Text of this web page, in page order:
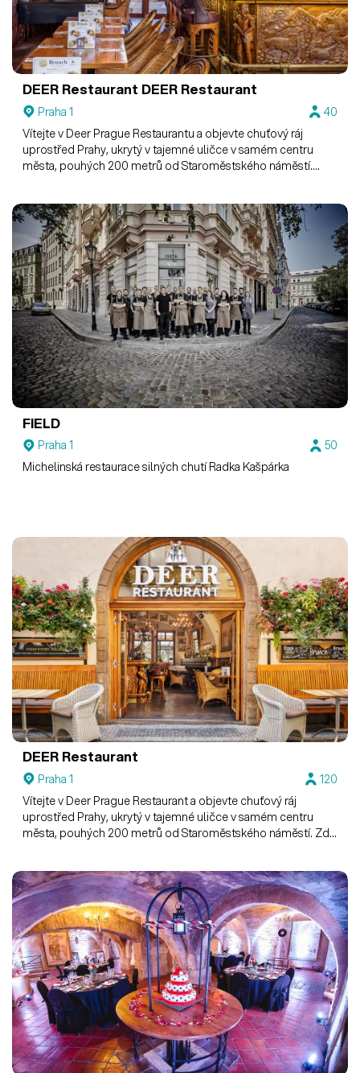
DEER Restaurant DEER Restaurant
Praha 1
40
Vítejte v Deer Prague Restaurantu a objevte chuťový ráj
uprostřed Prahy, ukrytý v tajemné uličce v samém centru
města, pouhých 200 metrů od Staroměstského náměstí.
nechávají ožít tradiční kuchyni našich předků s nádechem
moderní doby. Menu obsahuje zvěřinu a vybraná jídla české i
mezinárodní kuchyně.
FIELD
Praha 1
50
Michelinská restaurace silných chutí Radka Kašpárka
DEER Restaurant
Praha 1
120
Vítejte v Deer Prague Restaurant a objevte chuťový ráj
uprostřed Prahy, ukrytý v tajemné uličce v samém centru
města, pouhých 200 metrů od Staroměstského náměstí. Zde
nechávají ožít tradiční kuchyni našich předků s nádechem
moderní doby. Menu obsahuje zvěřinu a vybraná jídla české i
mezinárodní kuchyně.